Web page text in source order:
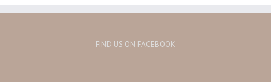
FIND US ON FACEBOOK